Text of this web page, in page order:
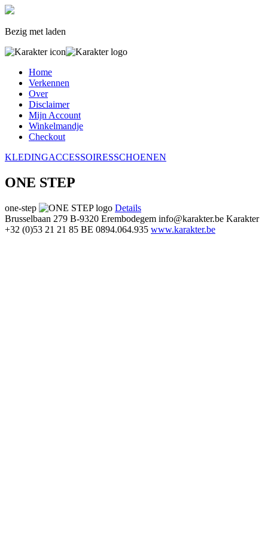
Bezig met laden
Home
Verkennen
Over
Disclaimer
Mijn Account
Winkelmandje
Checkout
KLEDINGACCESSOIRESSCHOENEN
ONE STEP
one-step
Details
Brusselbaan 279 B-9320 Erembodegem info@karakter.be Karakter
+32 (0)53 21 21 85 BE 0894.064.935 www.karakter.be